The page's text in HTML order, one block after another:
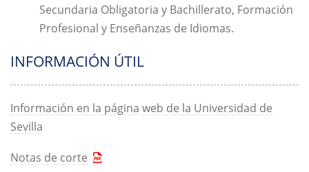
Secundaria Obligatoria y Bachillerato, Formación
Profesional y Enseñanzas de Idiomas.
INFORMACIÓN ÚTIL
Información en la página web de la Universidad de
Sevilla
Notas de corte